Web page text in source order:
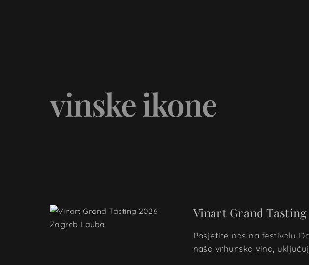
vinske ikone
Vinart Grand Tasting
Posjetite nas na festivalu
naša vrhunska vina,